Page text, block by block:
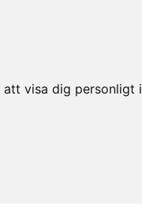
visa dig personligt